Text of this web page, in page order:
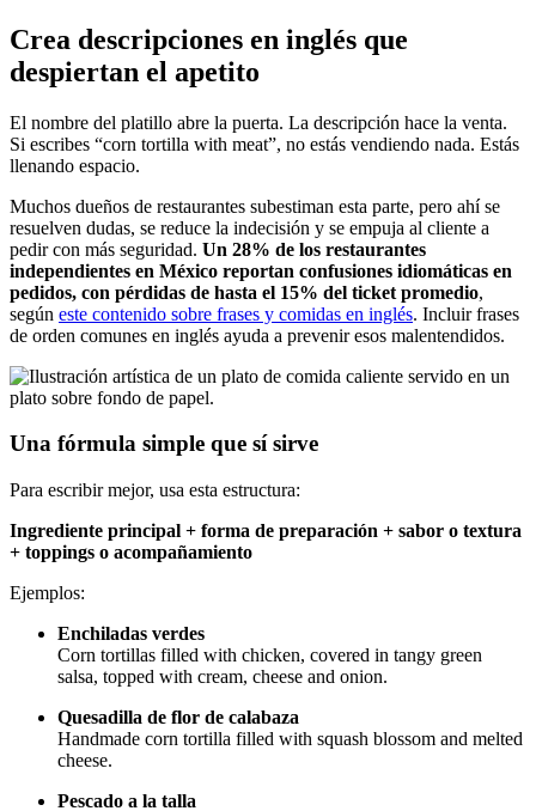
Crea descripciones en inglés que
despiertan el apetito
El nombre del platillo abre la puerta. La descripción hace la venta.
Si escribes “corn tortilla with meat”, no estás vendiendo nada. Estás
llenando espacio.
Muchos dueños de restaurantes subestiman esta parte, pero ahí se
resuelven dudas, se reduce la indecisión y se empuja al cliente a
pedir con más seguridad. Un 28% de los restaurantes
independientes en México reportan confusiones idiomáticas en
pedidos, con pérdidas de hasta el 15% del ticket promedio,
según este contenido sobre frases y comidas en inglés. Incluir frases
de orden comunes en inglés ayuda a prevenir esos malentendidos.
Una fórmula simple que sí sirve
Para escribir mejor, usa esta estructura:
Ingrediente principal + forma de preparación + sabor o textura
+ toppings o acompañamiento
Ejemplos:
Enchiladas verdes
Corn tortillas filled with chicken, covered in tangy green
salsa, topped with cream, cheese and onion.
Quesadilla de flor de calabaza
Handmade corn tortilla filled with squash blossom and melted
cheese.
Pescado a la talla